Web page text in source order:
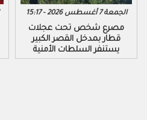
الجمعة 7 أغسطس 2026 - 15:17
مصرع شخص تحت عجلات
قطار بمدخل القصر الكبير
يستنفر السلطات الأمنية